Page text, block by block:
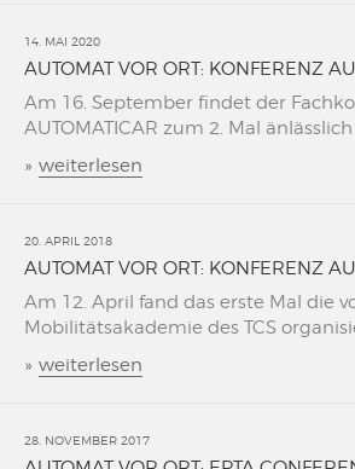
14. MAI 2020
AUTOMAT VOR ORT: KONFERENZ
Am 16. September findet der
AUTOMATICAR zum 2. Mal änlässlich
» weiterlesen
20. APRIL 2018
AUTOMAT VOR ORT: KONFERENZ
Am 12. April fand das erste Mal die
Mobilitätsakademie des TCS
» weiterlesen
28. NOVEMBER 2017